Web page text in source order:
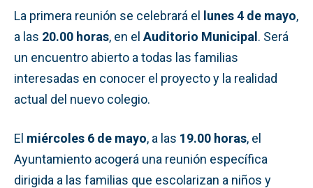
La primera reunión se celebrará el lunes 4 de mayo,
a las 20.00 horas, en el Auditorio Municipal. Será
un encuentro abierto a todas las familias
interesadas en conocer el proyecto y la realidad
actual del nuevo colegio.
El miércoles 6 de mayo, a las 19.00 horas, el
Ayuntamiento acogerá una reunión específica
dirigida a las familias que escolarizan a niños y